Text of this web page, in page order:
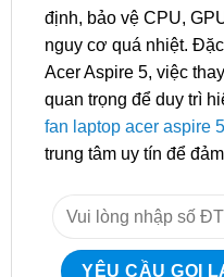
định, bảo vệ CPU,
nguy cơ quá nhiệt.
Acer Aspire 5, việc
quan trọng để duy trì
fan laptop acer aspire
trung tâm uy tín để